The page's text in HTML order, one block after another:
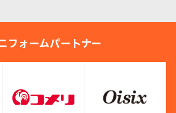
フォームパートナー